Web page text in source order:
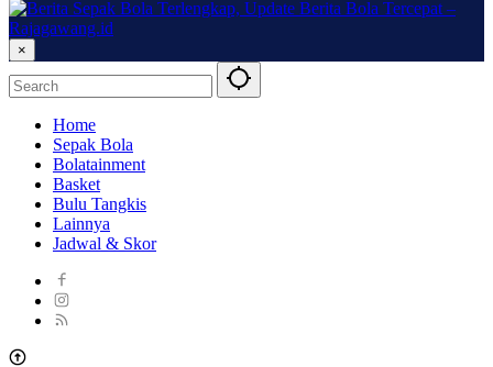
×
Home
Sepak Bola
Bolatainment
Basket
Bulu Tangkis
Lainnya
Jadwal & Skor